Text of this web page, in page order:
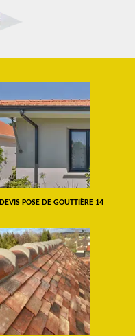
DEVIS POSE DE GOUTTIÈRE 14